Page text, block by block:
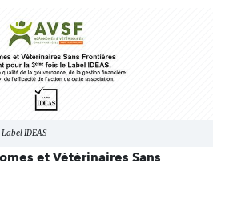
IDEAS
et Vétérinaires Sans